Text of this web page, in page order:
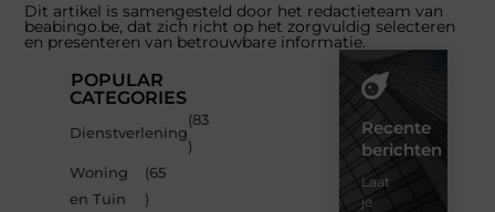
Dit artikel is samengesteld door het redactieteam van
beabingo.be, dat zich richt op het zorgvuldig selecteren
en presenteren van betrouwbare informatie.
POPULAR
CATEGORIES
Dienstverlening
(83
)
Woning
en Tuin
(65
)
Recente
berichten
Laat
je